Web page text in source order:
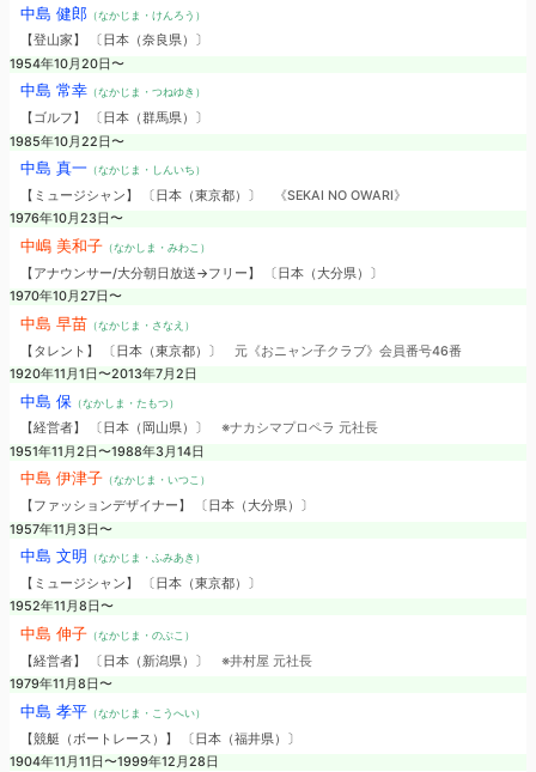
中島 健郎（なかじま・けんろう）
【登山家】 〔日本（奈良県）〕
1954年10月20日〜
中島 常幸（なかじま・つねゆき）
【ゴルフ】 〔日本（群馬県）〕
1985年10月22日〜
中島 真一（なかじま・しんいち）
【ミュージシャン】 〔日本（東京都）〕
《SEKAI NO OWARI》
1976年10月23日〜
中嶋 美和子（なかしま・みわこ）
【アナウンサー/大分朝日放送→フリー】 〔日本（大分県）〕
1970年10月27日〜
中島 早苗 （なかじま・さなえ）
【タレント】 〔日本（東京都）〕 元《おニャン子クラブ》会員番号46番
1920年11月1日〜2013年7月2日
中島 保 （なかしま・たもつ）
【経営者】 〔日本（岡山県）〕 ※ナカシマプロペラ 元社長
1951年11月2日〜1988年3月14日
中島 伊津子（なかじま・いつこ）
【ファッションデザイナー】 〔日本（大分県）〕
1957年11月3日〜
中島 文明 （なかじま・ふみあき）
【ミュージシャン】 〔日本（東京都）〕
1952年11月8日〜
中島 伸子（なかじま・のぶこ）
【経営者】 〔日本（新潟県）〕 ※井村屋 元社長
1979年11月8日〜
中島 孝平（なかじま・こうへい）
【競艇（ボートレース）】 〔日本（福井県）〕
1904年11月11日〜1999年12月28日